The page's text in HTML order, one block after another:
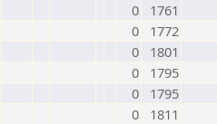
0
1761
0
1772
0
1801
0
1795
0
1795
0
1811